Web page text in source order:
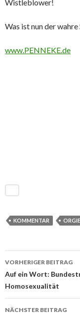
Wistleblower!
Was ist nun der
www.PENNEKE.de
KOMMENTAR ORGIE
Beitrags-
Navigation
VORHERIGER BEITRAG
Auf ein Wort:
Homosexualität
NÄCHSTER BEITRAG